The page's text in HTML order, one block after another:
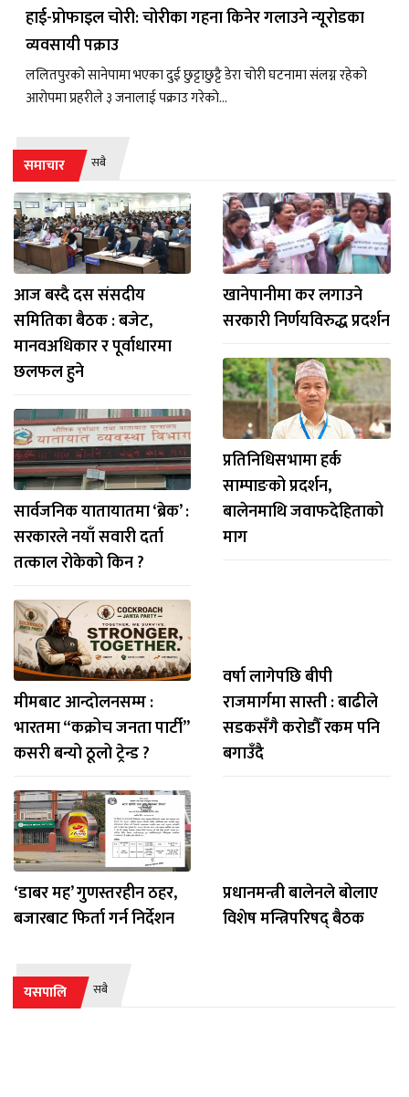
हाई-प्रोफाइल चोरी: चोरीका गहना किनेर गलाउने न्यूरोडका
व्यवसायी पक्राउ
ललितपुरको सानेपामा भएका दुई छुट्टाछुट्टै डेरा चोरी घटनामा संलग्न रहेको
आरोपमा प्रहरीले ३ जनालाई पक्राउ गरेको...
समाचार सबै
आज बस्दै दस संसदीय
समितिका बैठक : बजेट,
मानवअधिकार र पूर्वाधारमा
छलफल हुने
सार्वजनिक यातायातमा ‘ब्रेक’ :
सरकारले नयाँ सवारी दर्ता
तत्काल रोकेको किन ?
मीमबाट आन्दोलनसम्म :
भारतमा “कक्रोच जनता पार्टी”
कसरी बन्यो ठूलो ट्रेन्ड ?
‘डाबर मह’ गुणस्तरहीन ठहर,
बजारबाट फिर्ता गर्न निर्देशन
खानेपानीमा कर लगाउने
सरकारी निर्णयविरुद्ध प्रदर्शन
प्रतिनिधिसभामा हर्क
साम्पाङको प्रदर्शन,
बालेनमाथि जवाफदेहिताको
माग
वर्षा लागेपछि बीपी
राजमार्गमा सास्ती : बाढीले
सडकसँगै करोडौँ रकम पनि
बगाउँदै
प्रधानमन्त्री बालेनले बोलाए
विशेष मन्त्रिपरिषद् बैठक
यसपालि सबै